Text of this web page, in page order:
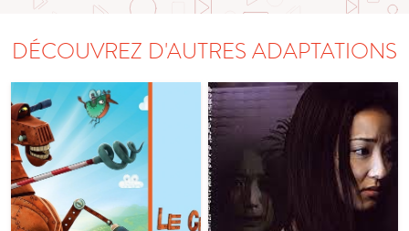
DÉCOUVREZ D'AUTRES ADAPTATIONS